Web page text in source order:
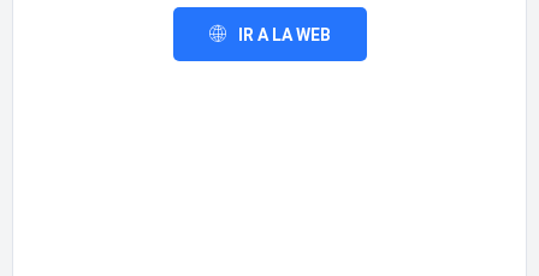
IR A LA WEB